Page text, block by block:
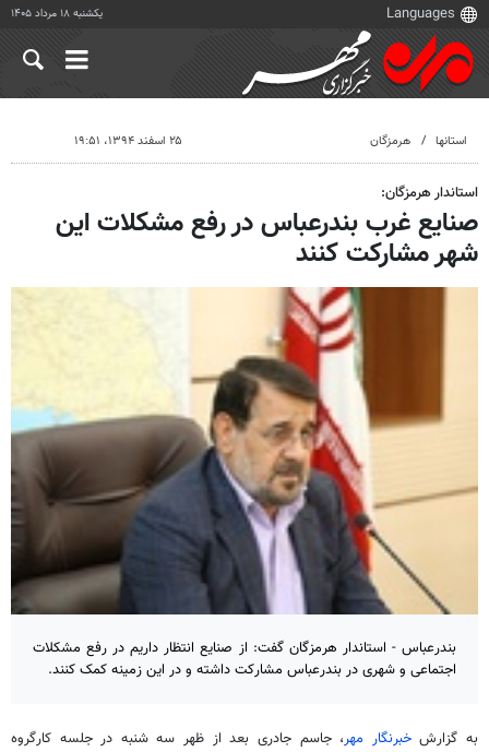
یکشنبه ۱۸ مرداد ۱۴۰۵
استانها هرمزگان ۲۵ اسفند ۱۳۹۴، ۱۹:۵۱
استاندار هرمزگان:
صنایع غرب بندرعباس در رفع مشکلات این
شهر مشارکت کنند
بندرعباس - استاندار هرمزگان گفت: از صنایع انتظار داریم در رفع مشکلات
اجتماعی و شهری در بندرعباس مشارکت داشته و در این زمینه کمک کنند.
به گزارشخبرنگار مهر، جاسم جادری بعد از ظهر سه شنبه در جلسه کارگروه